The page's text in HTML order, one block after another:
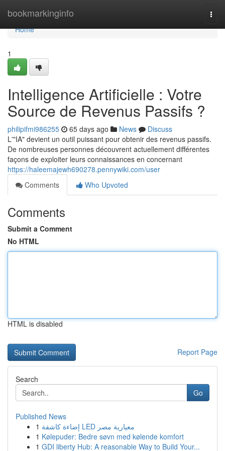
bookmarkinginfo
Home
Home
1
Intelligence Artificielle : Votre
Source de Revenus Passifs ?
philipifmi986255 65 days ago News
Discuss
L'"IA" devient un outil puissant pour obtenir des revenus passifs.
De nombreuses personnes découvrent actuellement différentes
façons de exploiter leurs connaissances en concernant
https://haleemajewh690278.pennywiki.com/user
Comments
Who Upvoted
Comments
Submit a Comment
No HTML
HTML is disabled
Report Page
Search
Go
Published News
1
إضاءة كاشفة LED معيارية مصر
1 Kølepuder: Bedre søvn med kølende komfort
1 GDI liberty Hub: A reasonable Way to Build Your...